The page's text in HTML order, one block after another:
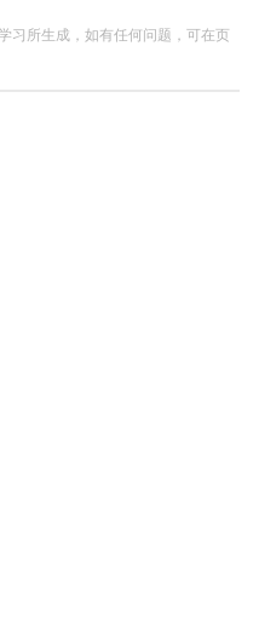
习所生成，如有任何问题，可在页